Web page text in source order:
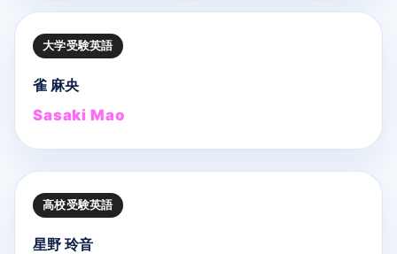
大学受験英語
雀 麻央
Sasaki Mao
高校受験英語
星野 玲音